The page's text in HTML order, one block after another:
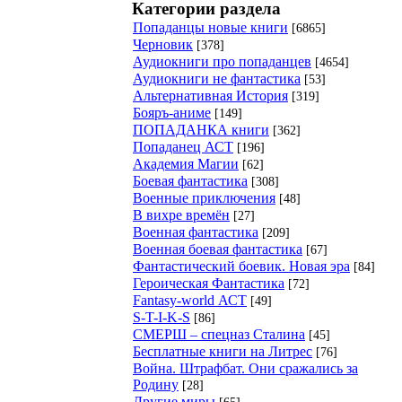
Категории раздела
Попаданцы новые книги [6865]
Черновик [378]
Аудиокниги про попаданцев [4654]
Аудиокниги не фантастика [53]
Альтернативная История [319]
Бояръ-аниме [149]
ПОПАДАНКА книги [362]
Попаданец АСТ [196]
Академия Магии [62]
Боевая фантастика [308]
Военные приключения [48]
В вихре времён [27]
Военная фантастика [209]
Военная боевая фантастика [67]
Фантастический боевик. Новая эра [84]
Героическая Фантастика [72]
Fantasy-world АСТ [49]
S-T-I-K-S [86]
СМЕРШ – спецназ Сталина [45]
Бесплатные книги на Литрес [76]
Война. Штрафбат. Они сражались за
Родину [28]